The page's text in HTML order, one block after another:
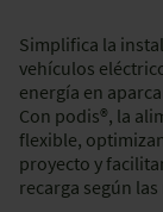
Simplifica la
vehículos
energía en
Con podis®, la
flexible,
proyecto y
recarga según